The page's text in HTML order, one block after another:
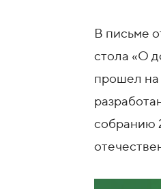
В письме
стола «О
прошел на
собранию